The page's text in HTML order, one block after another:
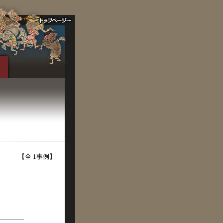
【全 1事例】